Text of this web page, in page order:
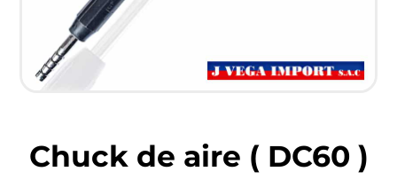
Chuck de aire ( DC60 )